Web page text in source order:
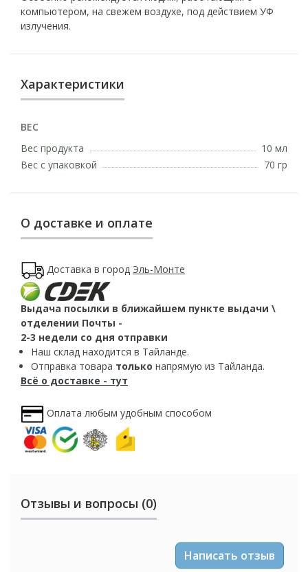
компьютером, на свежем воздухе, под действием УФ
излучения.
Характеристики
ВЕС
Вес продукта
10 мл
Вес с упаковкой
70 гр
О доставке и оплате
Доставка в город Эль-Монте
Выдача посылки в ближайшем пункте выдачи \
отделении Почты -
2-3 недели со дня отправки
Наш склад находится в Тайланде.
Отправка товара только напрямую из Тайланда.
Всё о доставке - тут
Оплата любым удобным способом
Отзывы и вопросы (0)
Написать отзыв